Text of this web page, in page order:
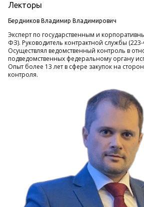
Лекторы
Бердников Владимир Владимирович
Эксперт по государственным и
ФЗ). Руководитель контрактной службы
Осуществлял ведомственный контроль в
подведомственных федеральному органу
Опыт более 13 лет в сфере закупок на
контроля.